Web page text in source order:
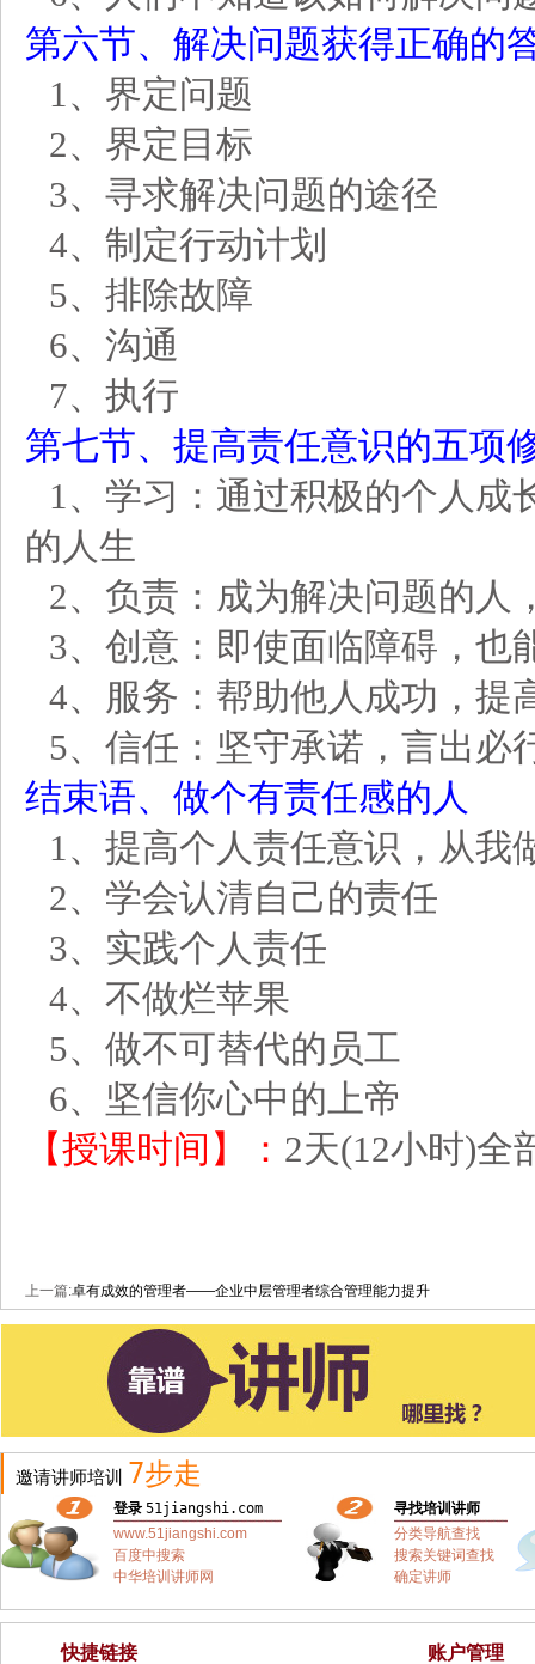
第六节、解决问题获得正确的
1、界定问题
2、界定目标
3、寻求解决问题的途径
4、制定行动计划
5、排除故障
6、沟通
7、执行
第七节、提高责任意识的五项
1、学习：通过积极的个人成
的人生
2、负责：成为解决问题的人
3、创意：即使面临障碍，也
4、服务：帮助他人成功，提
5、信任：坚守承诺，言出必
结束语、做个有责任感的人
1、提高个人责任意识，从我
2、学会认清自己的责任
3、实践个人责任
4、不做烂苹果
5、做不可替代的员工
6、坚信你心中的上帝
【授课时间】： 2天(12小时)全
上一篇:卓有成效的管理者——企业中层管理者综合管理能力提升
邀请讲师培训 7步走
登录 51jiangshi.com
www.51jiangshi.com
百度中搜索
中华培训讲师网
寻找培训讲师
分类导航查找
搜索关键词查找
确定讲师
快捷链接 账户管理